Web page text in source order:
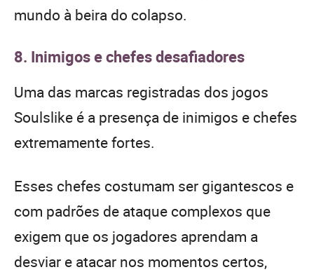
mundo à beira do colapso.
8. Inimigos e chefes desafiadores
Uma das marcas registradas dos jogos
Soulslike é a presença de inimigos e chefes
extremamente fortes.
Esses chefes costumam ser gigantescos e
com padrões de ataque complexos que
exigem que os jogadores aprendam a
desviar e atacar nos momentos certos,